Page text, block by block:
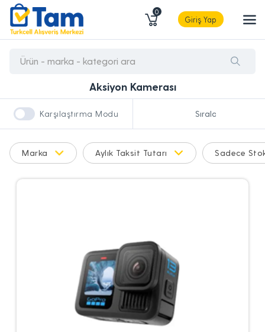
0
Giriş Yap
Aksiyon Kamerası
Karşılaştırma Modu
Marka Aylık Taksit Tutarı Sadece